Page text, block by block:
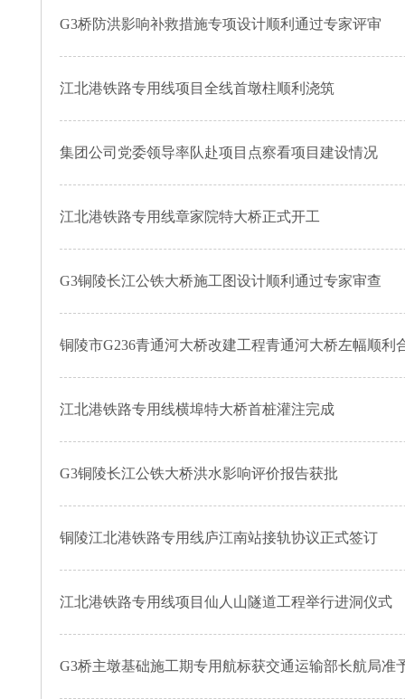
G3桥防洪影响补救措施专项设计顺利通过专家评审
江北港铁路专用线项目全线首墩柱顺利浇筑
集团公司党委领导率队赴项目点察看项目建设情况
江北港铁路专用线章家院特大桥正式开工
G3铜陵长江公铁大桥施工图设计顺利通过专家审查
铜陵市G236青通河大桥改建工程青通河大桥左幅顺利
江北港铁路专用线横埠特大桥首桩灌注完成
G3铜陵长江公铁大桥洪水影响评价报告获批
铜陵江北港铁路专用线庐江南站接轨协议正式签订
江北港铁路专用线项目仙人山隧道工程举行进洞仪式
G3桥主墩基础施工期专用航标获交通运输部长航局准